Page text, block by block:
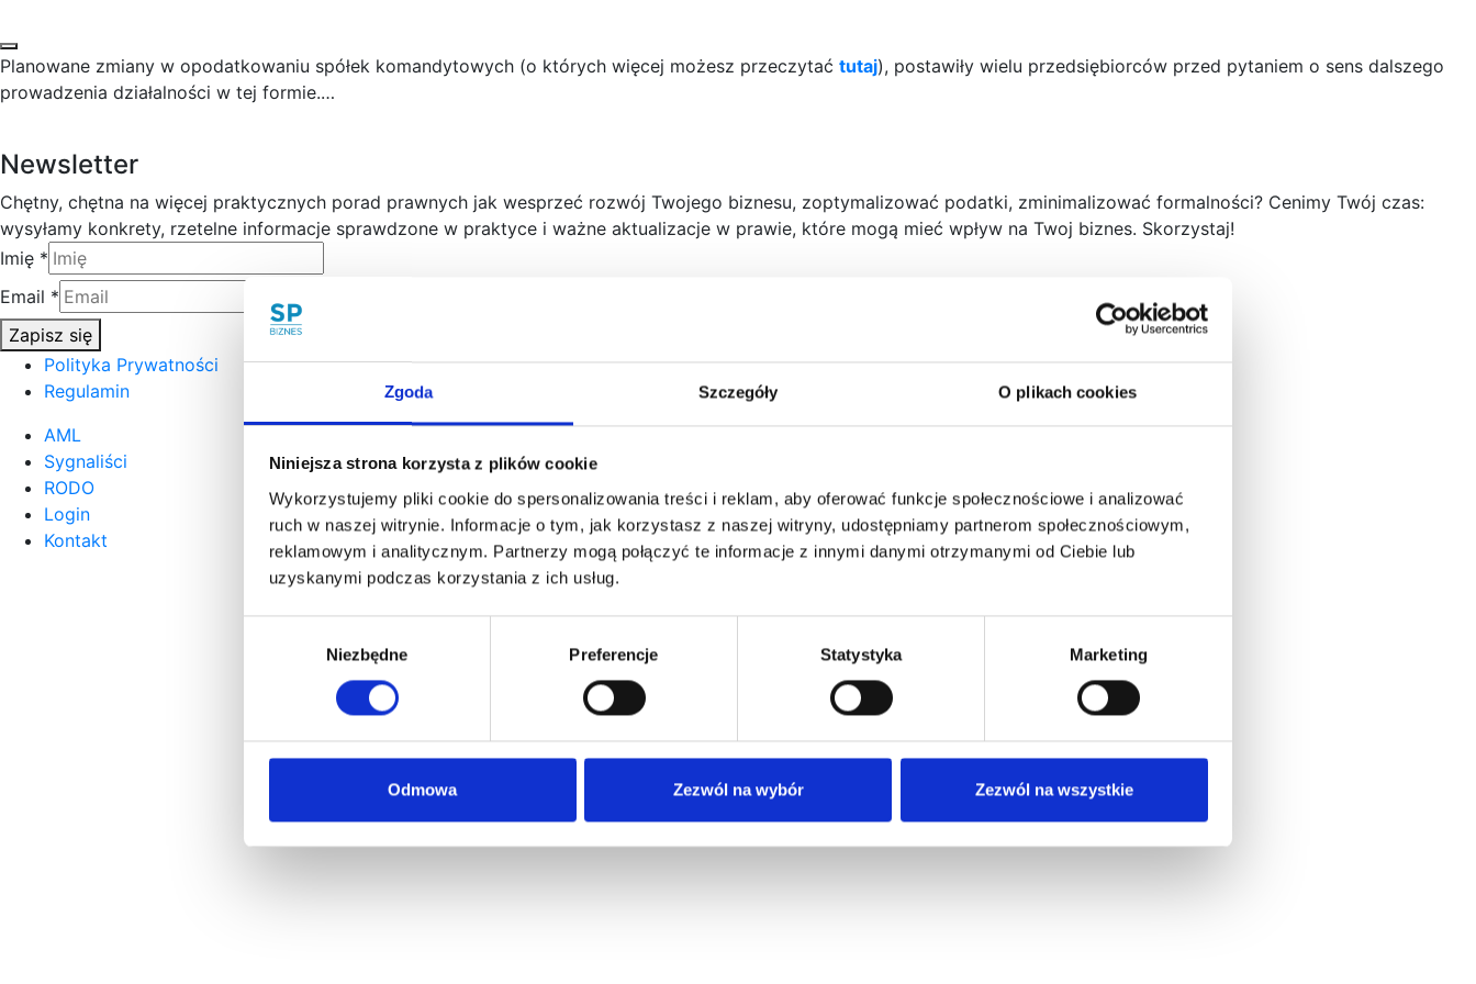
Zgoda Szczegóły O plikach cookies
Niniejsza strona korzysta z plików cookie
Wykorzystujemy pliki cookie do spersonalizowania treści i reklam, aby oferować funkcje społecznościowe i analizować
ruch w naszej witrynie. Informacje o tym, jak korzystasz z naszej witryny, udostępniamy partnerom społecznościowym,
reklamowym i analitycznym. Partnerzy mogą połączyć te informacje z innymi danymi otrzymanymi od Ciebie lub
uzyskanymi podczas korzystania z ich usług.
Niezbędne Preferencje Statystyka Marketing
Odmowa Zezwól na wybór Zezwól na wszystkie
Planowane zmiany w opodatkowaniu spółek komandytowych (o których więcej możesz przeczytać tutaj), postawiły wielu przedsiębiorców przed pytaniem o sens dalszego
prowadzenia działalności w tej formie.…
Newsletter
Chętny, chętna na więcej praktycznych porad prawnych jak wesprzeć rozwój Twojego biznesu, zoptymalizować podatki, zminimalizować formalności? Cenimy Twój czas:
wysyłamy konkrety, rzetelne informacje sprawdzone w praktyce i ważne aktualizacje w prawie, które mogą mieć wpływ na Twoj biznes. Skorzystaj!
Imię *
Email *
Zapisz się
Polityka Prywatności
Regulamin
AML
Sygnaliści
RODO
Login
Kontakt